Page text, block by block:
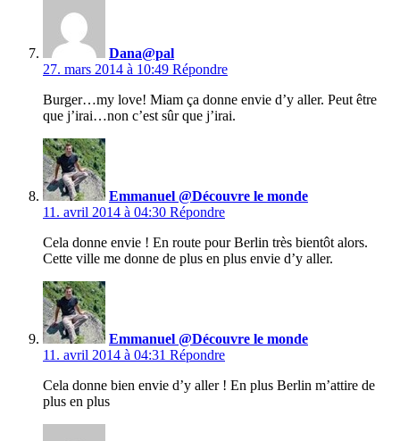
Dana@pal
27. mars 2014 à 10:49 Répondre
Burger…my love! Miam ça donne envie d’y aller. Peut être
que j’irai…non c’est sûr que j’irai.
Emmanuel @Découvre le monde
11. avril 2014 à 04:30 Répondre
Cela donne envie ! En route pour Berlin très bientôt alors.
Cette ville me donne de plus en plus envie d’y aller.
Emmanuel @Découvre le monde
11. avril 2014 à 04:31 Répondre
Cela donne bien envie d’y aller ! En plus Berlin m’attire de
plus en plus